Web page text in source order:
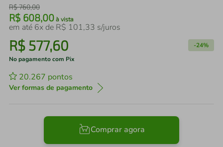
R$760,00
R$ 608,00 à vista
em até 6x de R$ 101,33 s/juros
R$ 577,60 -24%
No pagamento com Pix
20.267 pontos
Ver formas de pagamento
Comprar agora